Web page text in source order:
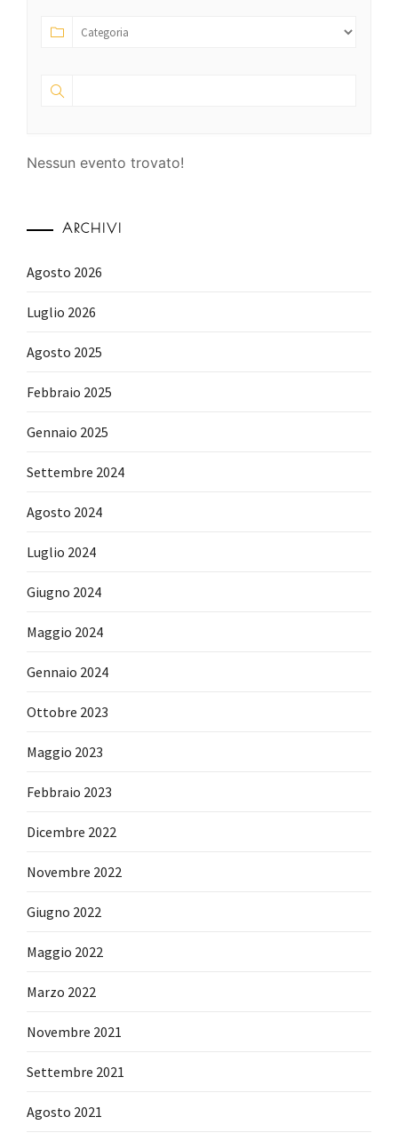
Nessun evento trovato!
ARCHIVI
Agosto 2026
Luglio 2026
Agosto 2025
Febbraio 2025
Gennaio 2025
Settembre 2024
Agosto 2024
Luglio 2024
Giugno 2024
Maggio 2024
Gennaio 2024
Ottobre 2023
Maggio 2023
Febbraio 2023
Dicembre 2022
Novembre 2022
Giugno 2022
Maggio 2022
Marzo 2022
Novembre 2021
Settembre 2021
Agosto 2021